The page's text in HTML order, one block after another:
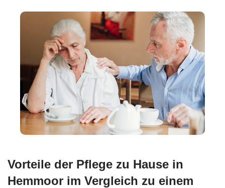
Vorteile der Pflege zu Hause in
Hemmoor im Vergleich zu einem